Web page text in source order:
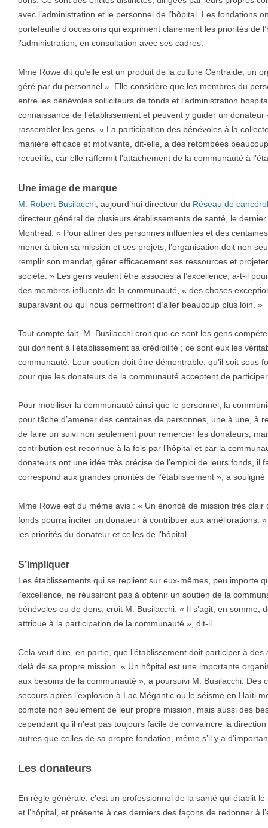
avec l’administration et le personnel de l’hôpital. Les fondations
portefeuille d’occasions qui expriment clairement les priorités de
l’administration, en consultation avec ses cadres.
Mme Rowe dit qu’elle est un produit de la culture Centraide, un
géré par du personnel ». Elle considère que les membres du
entre les bénévoles solliciteurs de fonds et l’administration
connaissance de l’établissement et peuvent y guider un
rassembler les gens. « La participation des bénévoles à la
manière efficace et motivante, dit-elle, a des retombées
recueillis, car elle raffermit l’attachement de la communauté à
Une image de marque
M. Robert Busilacchi , aujourd’hui directeur du Réseau de
directeur général de plusieurs établissements de santé, le
Montréal. « Pour attirer des personnes influentes et des
mener à bien sa mission et ses projets, l’organisation doit non
remplir son mandat, gérer efficacement ses ressources et
société. » Les gens veulent être associés à l’excellence, a-t-il
des membres influents de la communauté, « des choses
auparavant ou qui nous permettront d’aller beaucoup plus loin. »
Tout compte fait, M. Busilacchi croit que ce sont les gens
qui donnent à l’établissement sa crédibilité ; ce sont eux les
communauté. Leur soutien doit être démontrable, qu’il soit sous
pour que les donateurs de la communauté acceptent de
Pour mobiliser la communauté ainsi que le personnel, la
pour tâche d’amener des centaines de personnes, une à une, à
de faire un suivi non seulement pour remercier les donateurs,
contribution est reconnue à la fois par l’hôpital et par la
donateurs ont une idée très précise de l’emploi de leurs fonds, il
correspond aux grandes priorités de l’établissement », a souligné
Mme Rowe est du même avis : « Un énoncé de mission très clair
fonds pourra inciter un donateur à contribuer aux améliorations.
les priorités du donateur et celles de l’hôpital.
S’impliquer
Les établissements qui se replient sur eux-mêmes, peu importe
l’excellence, ne réussiront pas à obtenir un soutien de la
bénévoles ou de dons, croit M. Busilacchi. « Il s’agit, en somme,
attribue à la participation de la communauté », dit-il.
Cela veut dire, en partie, que l’établissement doit participer à
delà de sa propre mission. « Un hôpital est une importante
aux besoins de la communauté », a poursuivi M. Busilacchi. Des
secours après l’explosion à Lac Mégantic ou le séisme en Haïti
compte non seulement de leur propre mission, mais aussi des
cependant qu’il n’est pas toujours facile de convaincre la
autres que celles de sa propre fondation, même s’il y a
Les donateurs
En règle générale, c’est un professionnel de la santé qui établit
et l’hôpital, et présente à ces derniers des façons de redonner à